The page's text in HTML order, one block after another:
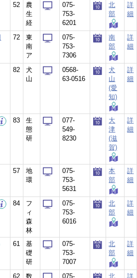
52
農
生
経
075-
753-
6201
北
部
詳
細
72
東
南
ア
075-
753-
7306
南
部
詳
細
82
犬
山
0568-
63-0516
犬
山
(愛
知)
詳
細
83
生
態
研
077-
549-
8230
大
津
(滋
賀)
詳
細
57
地
環
075-
753-
5631
本
部
詳
細
84
フ
ィ
森
林
075-
753-
6016
北
部
詳
細
61
基
礎
研
075-
753-
7007
北
部
詳
細
62
数
075-
北
詳